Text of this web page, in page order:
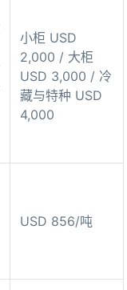
小柜 USD
2,000 / 大柜
USD 3,000 / 冷
藏与特种 USD
4,000
USD 856/吨